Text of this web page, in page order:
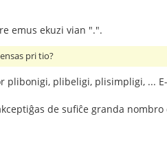
emus ekuzi vian ".".
pri tio?
plibonigi, plibeligi, plisimpligi, ...
de sufiĉe granda nombro